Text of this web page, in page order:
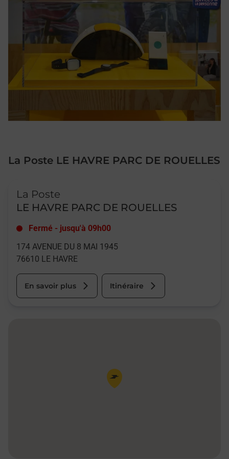
La Poste LE HAVRE PARC DE ROUELLES
La Poste
LE HAVRE PARC DE ROUELLES
Fermé - jusqu'à 09h00
174 AVENUE DU 8 MAI 1945
76610 LE HAVRE
En savoir plus Itinéraire
Pin de la carte